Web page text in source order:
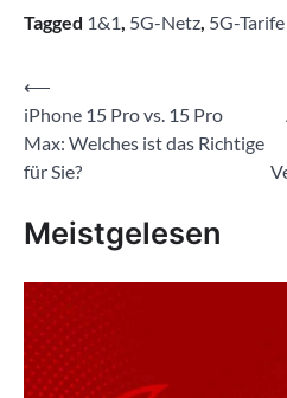
Tagged 1&1 5G-Netz 5G-Tarife
Beitragsnavigation
⟵
iPhone 15 Pro vs. 15 Pro
Max: Welches ist das Richtige
für Sie?
Meistgelesen